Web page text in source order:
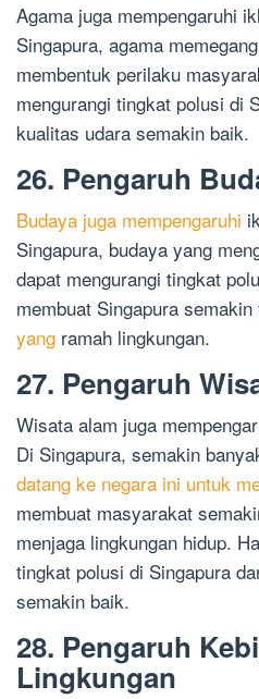
Agama juga mempengaruhi
Singapura, agama
membentuk perilaku
mengurangi tingkat polusi di
kualitas udara semakin baik.
26. Pengaruh
Budaya juga mempengaruhi
Singapura, budaya yang
dapat mengurangi tingkat
membuat Singapura semakin
yang ramah lingkungan.
27. Pengaruh
Wisata alam juga
Di Singapura, semakin
datang ke negara ini untuk
membuat masyarakat
menjaga lingkungan hidup.
tingkat polusi di Singapura
semakin baik.
28. Pengaruh
Lingkungan